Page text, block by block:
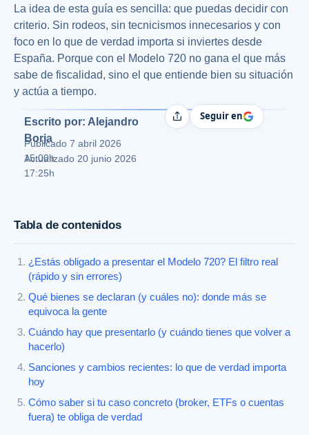
La idea de esta guía es sencilla: que puedas decidir con
criterio. Sin rodeos, sin tecnicismos innecesarios y con
foco en lo que de verdad importa si inviertes desde
España. Porque con el Modelo 720 no gana el que más
sabe de fiscalidad, sino el que entiende bien su situación
y actúa a tiempo.
Escrito por: Alejandro
Borja
Publicado 7 abril 2026
15:00h
Actualizado 20 junio 2026
17:25h
CompartirSeguir en
Tabla de contenidos
¿Estás obligado a presentar el Modelo 720? El filtro real
(rápido y sin errores)
Qué bienes se declaran (y cuáles no): donde más se
equivoca la gente
Cuándo hay que presentarlo (y cuándo tienes que volver a
hacerlo)
Sanciones y cambios recientes: lo que de verdad importa
hoy
Cómo saber si tu caso concreto (broker, ETFs o cuentas
fuera) te obliga de verdad